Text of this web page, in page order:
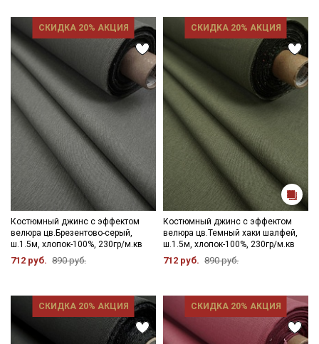
стараемся максимально точно передать цвет и фактуру
наших тканей!
СКИДКА 20% АКЦИЯ
Костюмный джинс с эффектом
велюра цв.Брезентово-серый,
ш.1.5м, хлопок-100%, 230гр/м.кв
712 руб. 890 руб.
СКИДКА 20% АКЦИЯ
Костюмный джинс с эффектом
велюра цв.Темный хаки шалфей,
ш.1.5м, хлопок-100%, 230гр/м.кв
712 руб. 890 руб.
СКИДКА 20% АКЦИЯ СКИДКА 20% АКЦИЯ
Даю
Согласие на получение рекламных и
информационных рассылок